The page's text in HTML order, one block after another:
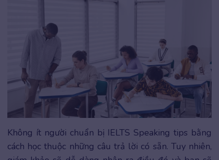
Không ít người chuẩn bị IELTS Speaking tips bằng
cách học thuộc những câu trả lời có sẵn. Tuy nhiên,